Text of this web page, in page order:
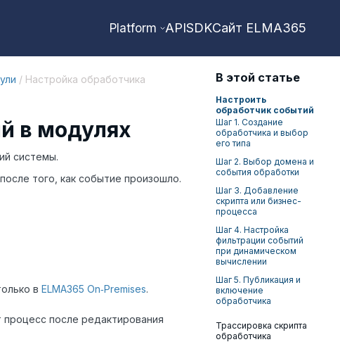
Platform APISDKСайт ELMA365
/ Настройка обработчика
в модулях
системы.
того, как событие произошло.
в ELMA365 On‑Premises.
после редактирования
В этой статье
Настроить
обработчик событий
Шаг 1. Создание
обработчика и выбор
его типа
Шаг 2. Выбор домена и
события обработки
Шаг 3. Добавление
скрипта или бизнес-
процесса
Шаг 4. Настройка
фильтрации событий
при динамическом
вычислении
Шаг 5. Публикация и
включение
обработчика
Трассировка скрипта
обработчика